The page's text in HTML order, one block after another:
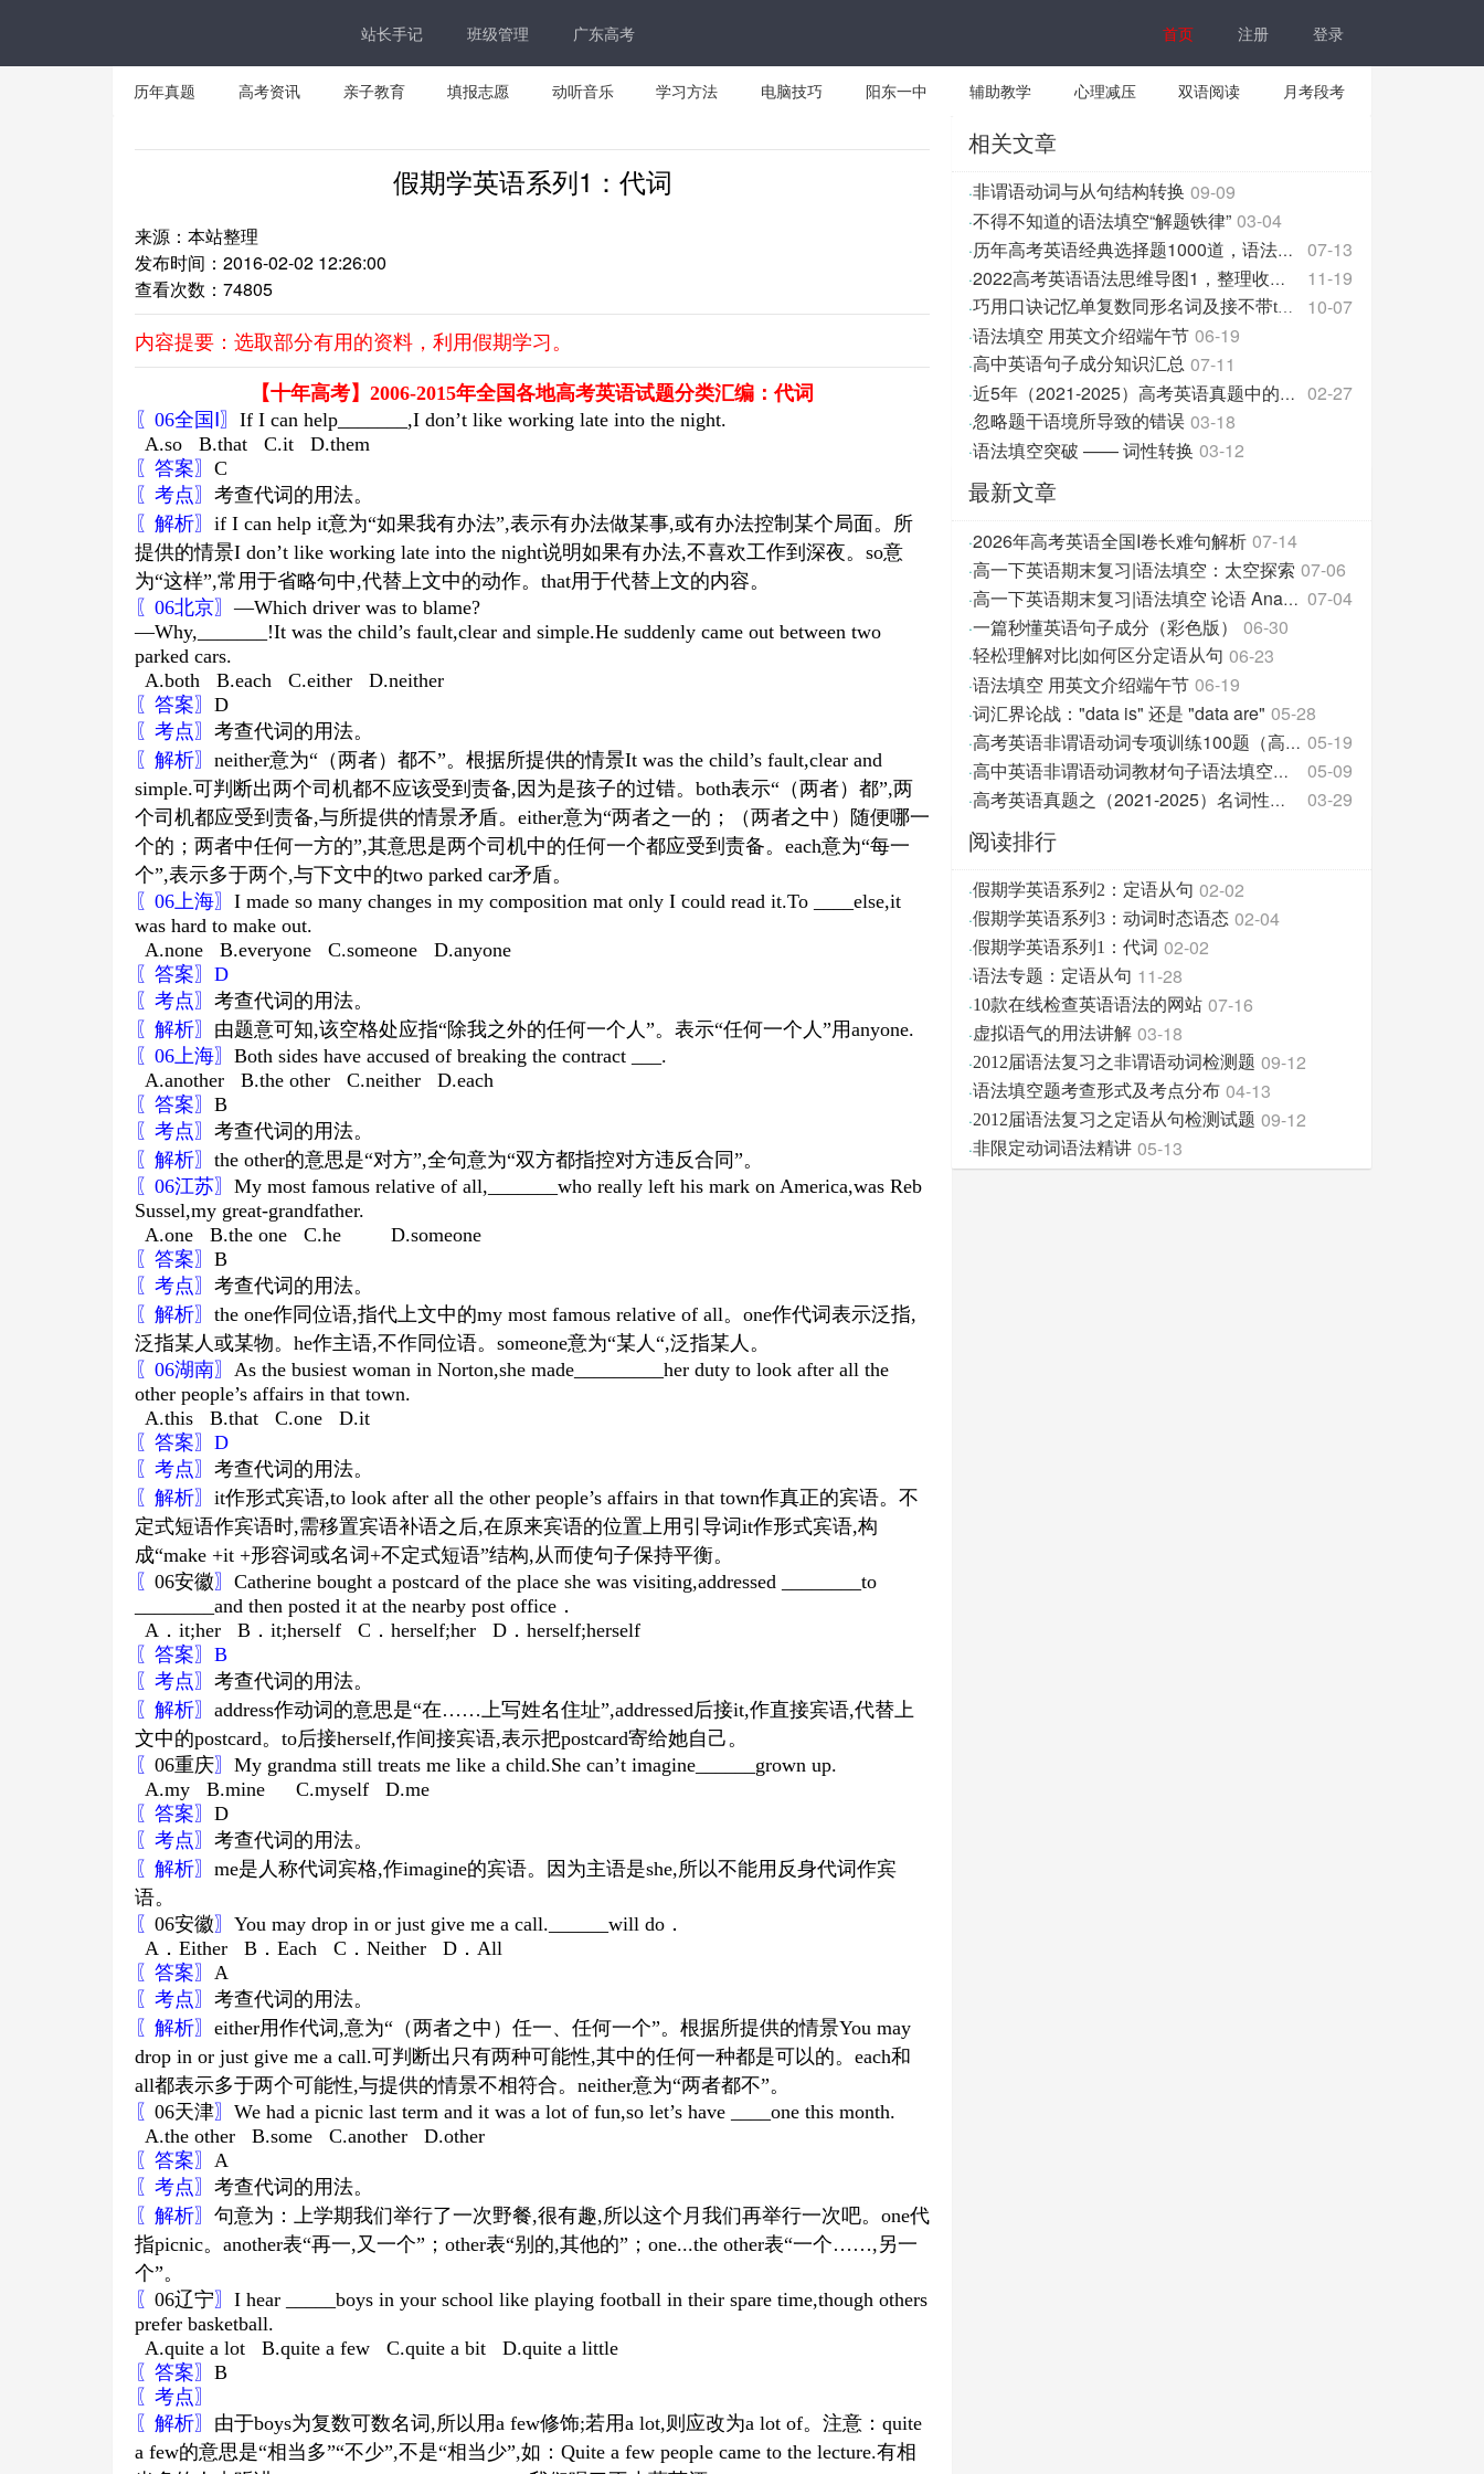
站长手记 班级管理 广东高考 首页 注册 登录
历年真题 高考资讯 亲子教育 填报志愿 动听音乐 学习方法 电脑技巧 阳东一中 辅助教学 心理减压 双语阅读 月考段考
假期学英语系列1：代词
来源：本站整理
发布时间：2016-02-02 12:26:00
查看次数： 74805
内容提要：选取部分有用的资料，利用假期学习。
【十年高考】 2006-2015年全国各地高考英语试题分类汇编：代词
〖 06全国 〗 If I can help_______,I don’t like working late into the night.
A.so B.that C.it D.them
〖答案〗 C
〖考点〗 考查代词的用法。
〖解析〗 if I can help it意为“如果我有办法”,表示有办法做某事,或有办法控制某个局面。所
提供的情景I don’t like working late into the night说明如果有办法,不喜欢工作到深夜。 so意
为“这样”,常用于省略句中,代替上文中的动作。 that用于代替上文的内容。
〖 06北京〗—Which driver was to blame?
—Why,_______!It was the child’s fault,clear and simple.He suddenly came out between two
parked cars.
A.both B.each C.either D.neither
〖答案〗 D
〖考点〗 考查代词的用法。
〖解析〗 neither意为“ （两者）都不”。根据所提供的情景It was the child’s fault,clear and
simple.可判断出两个司机都不应该受到责备, 因为是孩子的过错。 both表示“ （两者）都”,两
个司机都应受到责备,与所提供的情景矛盾。 either意为“两者之一的；（两者之中）随便哪一
个的；两者中任何一方的”,其意思是两个司机中的任何一个都应受到责备。 each意为“每一
个”,表示多于两个,与下文中的two parked car矛盾。
〖 06上海〗 I made so many changes in my composition mat only I could read it.To ____else,it
was hard to make out.
A.none B.everyone C.someone D.anyone
〖答案〗 D
〖考点〗 考查代词的用法。
〖解析〗 由题意可知,该空格处应指“除我之外的任何一个人”。表示“任何一个人”用anyone.
〖 06上海〗 Both sides have accused of breaking the contract ___.
A.another B.the other C.neither D.each
〖答案〗 B
〖考点〗 考查代词的用法。
〖解析〗 the other的意思是“对方”,全句意为“双方都指控对方违反合同 ”。
〖 06江苏〗 My most famous relative of all,_______who really left his mark on America,was Reb
Sussel,my great-grandfather.
A.one B.the one C.he D.someone
〖答案〗 B
〖考点〗 考查代词的用法。
〖解析〗 the one作同位语,指代上文中的my most famous relative of all。 one作代词表示泛指,
泛指某人或某物。 he作主语,不作同位语。 someone意为“某人“,泛指某人。
〖 06湖南〗 As the busiest woman in Norton,she made_________her duty to look after all the
other people’s affairs in that town.
A.this B.that C.one D.it
〖答案〗 D
〖考点〗 考查代词的用法。
〖解析〗 it作形式宾语,to look after all the other people’s affairs in that town作真正的宾语。不
定式短语作宾语时,需移置宾语补语之后,在原来宾语的位置上用引导词 it作形式宾语,构
成“make +it +形容词或名词 +不定式短语”结构,从而使句子保持平衡。
〖 06安徽〗 Catherine bought a postcard of the place she was visiting,addressed ________to
________and then posted it at the nearby post office ．
A ． it;her B ． it;herself C ． herself;her D ． herself;herself
〖答案〗 B
〖考点〗 考查代词的用法。
〖解析〗 address作动词的意思是“在……上写姓名住址”,addressed后接it,作直接宾语,代替上
文中的postcard。 to后接herself,作间接宾语,表示把postcard寄给她自己。
〖 06重庆〗 My grandma still treats me like a child.She can’t imagine______grown up.
A.my B.mine
C.myself D.me
〖答案〗 D
〖考点〗 考查代词的用法。
〖解析〗 me是人称代词宾格,作imagine的宾语。因为主语是she,所以不能用反身代词作宾
语。
〖 06安徽〗 You may drop in or just give me a call.______will do ．
A ． Either B ． Each C ． Neither D ． All
〖答案〗 A
〖考点〗 考查代词的用法。
〖解析〗 either用作代词 ,意为“ （两者之中）任一、任何一个”。根据所提供的情景You may
drop in or just give me a call.可判断出只有两种可能性,其中的任何一种都是可以的。 each和
all都表示多于两个可能性,与提供的情景不相符合。 neither意为“两者都不”。
〖 06天津〗 We had a picnic last term and it was a lot of fun,so let’s have ____one this month.
A.the other B.some C.another D.other
〖答案〗 A
〖考点〗 考查代词的用法。
〖解析〗 句意为：上学期我们举行了一次野餐,很有趣,所以这个月我们再举行一次吧。 one代
指picnic。 another表“再一,又一个” ； other表“别的,其他的” ； one...the other表“一个……,另一
个”。
〖 06辽宁〗 I hear _____boys in your school like playing football in their spare time,though others
prefer basketball.
A.quite a lot B.quite a few C.quite a bit D.quite a little
〖答案〗 B
〖考点〗
〖解析〗 由于boys为复数可数名词 ,所以用a few修饰;若用a lot,则应改为a lot of。注意： quite
a few的意思是“相当多”“不少”,不是“相当少”,如： Quite a few people came to the lecture.有相
相关文章
·非谓语动词与从句结构转换 09-09
·不得不知道的语法填空“解题铁律” 03-04
· 历年高考英语经典选择题1000道，语法+技巧全掌握！ 07-13
· 2022高考英语语法思维导图1，整理收藏！ 11-19
· 巧用口诀记忆单复数同形名词及接不带to的动词 10-07
·语法填空 用英文介绍端午节 06-19
·高中英语句子成分知识汇总 07-11
· 近5年（2021-2025）高考英语真题中的定语从句（解析版） 02-27
·忽略题干语境所导致的错误 03-18
·语法填空突破 —— 词性转换 03-12
最新文章
·2026年高考英语全国I卷长难句解析 07-14
·高一下英语期末复习|语法填空：太空探索 07-06
· 高一下英语期末复习|语法填空 论语 Analects of Con 07-04
·一篇秒懂英语句子成分（彩色版） 06-30
·轻松理解对比|如何区分定语从句 06-23
·语法填空 用英文介绍端午节 06-19
·词汇界论战："data is" 还是 "data are" 05-28
· 高考英语非谓语动词专项训练100题（高考模拟题） 05-19
· 高中英语非谓语动词教材句子语法填空练习 05-09
· 高考英语真题之（2021-2025）名词性从句 03-29
阅读排行
·假期学英语系列2：定语从句 02-02
·假期学英语系列3：动词时态语态 02-04
·假期学英语系列1：代词 02-02
·语法专题：定语从句 11-28
·10款在线检查英语语法的网站 07-16
·虚拟语气的用法讲解 03-18
·2012届语法复习之非谓语动词检测题 09-12
·语法填空题考查形式及考点分布 04-13
·2012届语法复习之定语从句检测试题 09-12
·非限定动词语法精讲 05-13